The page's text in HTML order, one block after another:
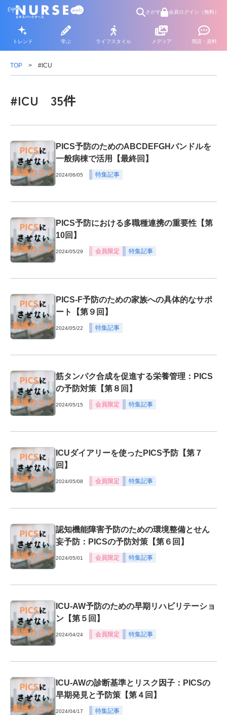
さがす 会員ログイン（無料）
トレンド 学ぶ ライフスタイル メディア 用語・資料
TOP #ICU
#ICU 35件
PICS予防のためのABCDEFGHバンドルを
一般病棟で活用【最終回】
2024/06/05 特集記事
PICS予防における多職種連携の重要性【第
10回】
2024/05/29 会員限定 特集記事
PICS-F予防のための家族への具体的なサポ
ート【第９回】
2024/05/22 特集記事
筋タンパク合成を促進する栄養管理：PICS
の予防対策【第８回】
2024/05/15 会員限定 特集記事
ICUダイアリーを使ったPICS予防【第７
回】
2024/05/08 会員限定 特集記事
認知機能障害予防のための環境整備とせん
妄予防：PICSの予防対策【第６回】
2024/05/01 会員限定 特集記事
ICU-AW予防のための早期リハビリテーショ
ン【第５回】
2024/04/24 会員限定 特集記事
ICU-AWの診断基準とリスク因子：PICSの
早期発見と予防策【第４回】
2024/04/17 特集記事